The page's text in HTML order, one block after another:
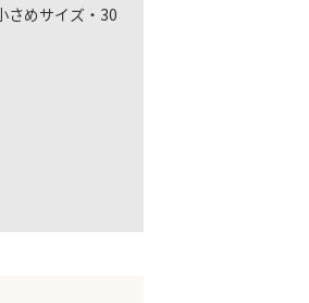
さめサイズ・30